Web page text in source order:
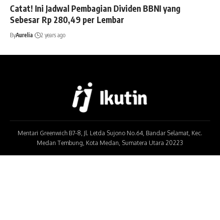
Catat! Ini Jadwal Pembagian Dividen BBNI yang
Sebesar Rp 280,49 per Lembar
ByAurelia 2 years ago
Mentari Greenwich B7-8, Jl. Letda Sujono No.64, Bandar Selamat, Kec.
Medan Tembung, Kota Medan, Sumatera Utara 20223